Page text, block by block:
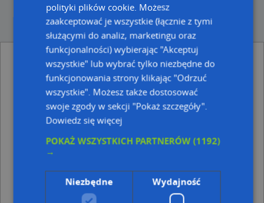
Ulice w pobliżu
Polkowice, Nasturcjowa, Ulica (59-100)
Polkowice, Narcyzowa, Ulica (59-100)
Polkowice, Chocianowska, Ulica (59-100)
Najbliższe obszary kodów pocztowych
Kod pocztowy 59-140
Kod pocztowy 59-101
polityki plików cookie. Możesz
zaakceptować je wszystkie (łącznie z tymi
służącymi do analiz, marketingu oraz
funkcjonalności) wybierając "Akceptuj
wszystkie" lub wybrać tylko niezbędne do
funkcjonowania strony klikając "Odrzuć
wszystkie". Możesz także dostosować
swoje zgody w sekcji "Pokaż szczegóły".
Dowiedz się więcej
POKAŻ WSZYSTKICH PARTNERÓW(1192)
→
Niezbędne Wydajność